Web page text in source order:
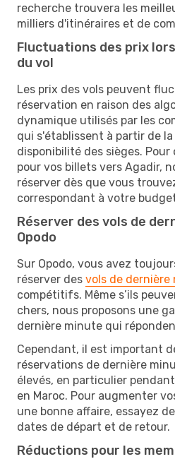
recherche trouvera les
milliers d'itinéraires et de
Fluctuations des prix
du vol
Les prix des vols peuvent
réservation en raison des
dynamique utilisés par les
qui s'établissent à partir de
disponibilité des sièges.
pour vos billets vers Agadir,
réserver dès que vous
correspondant à votre
Réserver des vols de
Opodo
Sur Opodo, vous avez
réserver des vols de dernière
compétitifs. Même s’ils
chers, nous proposons une
dernière minute qui
Cependant, il est important
réservations de dernière
élevés, en particulier
en Maroc. Pour augmenter
une bonne affaire, essayez
dates de départ et de retour.
Réductions pour les